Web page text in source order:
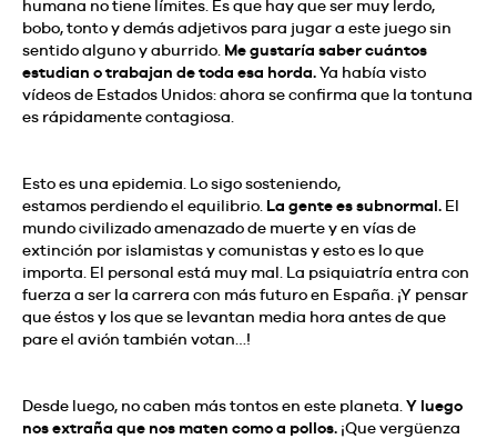
humana no tiene límites. Es que hay que ser muy lerdo,
bobo, tonto y demás adjetivos para jugar a este juego sin
sentido alguno y aburrido. Me gustaría saber cuántos
estudian o trabajan de toda esa horda.Ya había visto
vídeos de Estados Unidos: ahora se confirma que la tontuna
es rápidamente contagiosa.
Esto es una epidemia. Lo sigo sosteniendo,
estamos perdiendo el equilibrio. La gente es subnormal. El
mundo civilizado amenazado de muerte y en vías de
extinción por islamistas y comunistas y esto es lo que
importa. El personal está muy mal. La psiquiatría entra con
fuerza a ser la carrera con más futuro en España. ¡Y pensar
que éstos y los que se levantan media hora antes de que
pare el avión también votan…!
Desde luego, no caben más tontos en este planeta.Y luego
nos extraña que nos maten como a pollos. ¡Que vergüenza